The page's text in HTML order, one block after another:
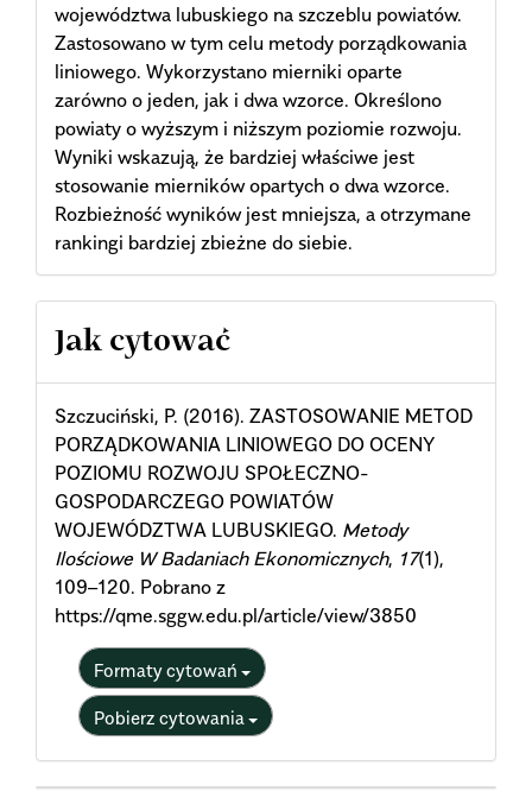
województwa lubuskiego na szczeblu powiatów.
Zastosowano w tym celu metody porządkowania
liniowego. Wykorzystano mierniki oparte
zarówno o jeden, jak i dwa wzorce. Określono
powiaty o wyższym i niższym poziomie rozwoju.
Wyniki wskazują, że bardziej właściwe jest
stosowanie mierników opartych o dwa wzorce.
Rozbieżność wyników jest mniejsza, a otrzymane
rankingi bardziej zbieżne do siebie.
Article
Details
Jak cytować
Szczuciński, P. (2016). ZASTOSOWANIE METOD
PORZĄDKOWANIA LINIOWEGO DO OCENY
POZIOMU ROZWOJU SPOŁECZNO-
GOSPODARCZEGO POWIATÓW
WOJEWÓDZTWA LUBUSKIEGO. Metody
Ilościowe W Badaniach Ekonomicznych, 17(1),
109–120. Pobrano z
https://qme.sggw.edu.pl/article/view/3850
Formaty cytowań
Pobierz cytowania